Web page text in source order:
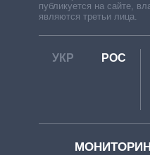
публикуется на сайте,
являются третьи лица.
УКР РОС